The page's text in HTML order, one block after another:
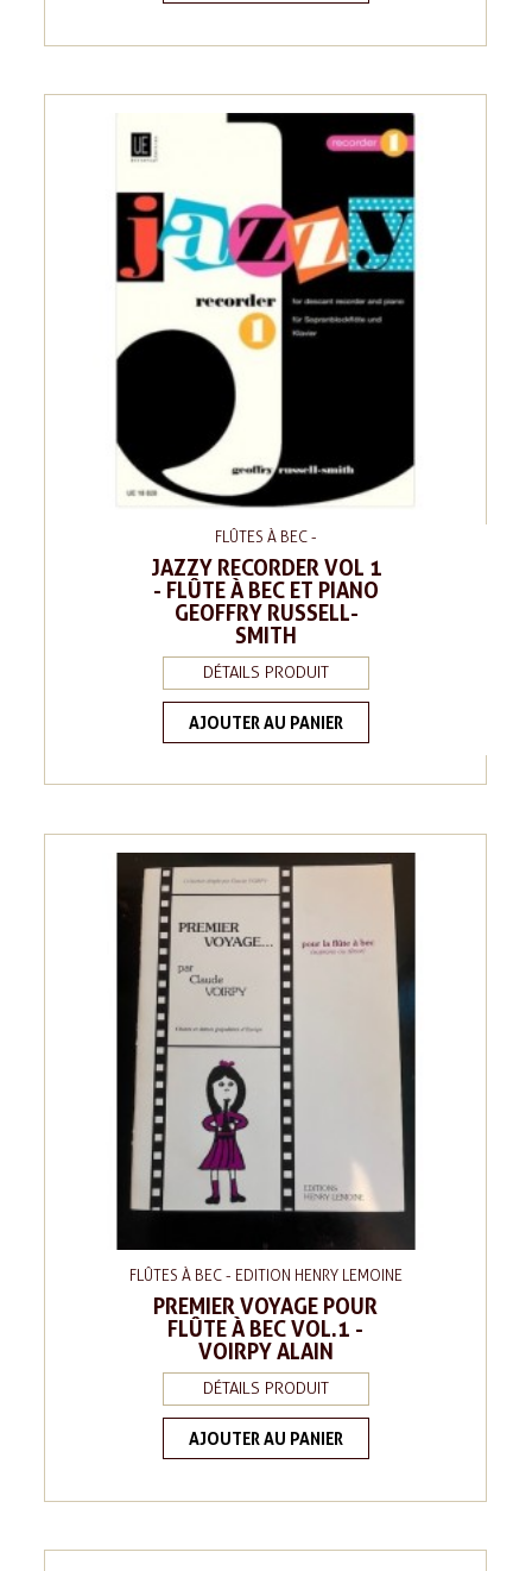
FLÛTES À BEC -
JAZZY RECORDER VOL 1
- FLÛTE À BEC ET PIANO
GEOFFRY RUSSELL-
SMITH
DÉTAILS PRODUIT
AJOUTER AU PANIER
FLÛTES À BEC - EDITION HENRY LEMOINE
PREMIER VOYAGE POUR
FLÛTE À BEC VOL.1 -
VOIRPY ALAIN
DÉTAILS PRODUIT
AJOUTER AU PANIER